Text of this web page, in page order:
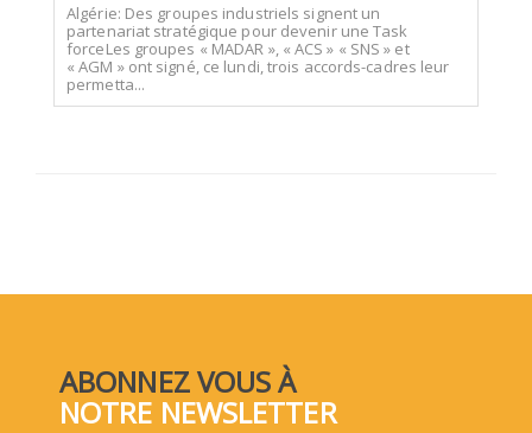
Algérie: Des groupes industriels signent un
partenariat stratégique pour devenir une Task
forceLes groupes « MADAR », « ACS » « SNS » et
« AGM » ont signé, ce lundi, trois accords-cadres leur
permetta...
ABONNEZ VOUS À
NOTRE NEWSLETTER